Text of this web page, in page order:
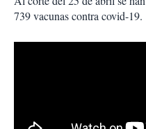
739 vacunas contra covid-19.